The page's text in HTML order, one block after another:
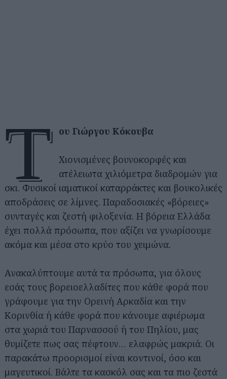
τ ου Γιώργου Κόκουβα
Χιονισμένες βουνοκορφές και
ατέλειωτα χιλιόμετρα διαδρομών για
σκι. Φυσικοί ιαματικοί καταρράκτες και βουκολικές
αποδράσεις σε λίμνες. Παραδοσιακές «βόρειες»
συνταγές και ζεστή φιλοξενία. Η βόρεια Ελλάδα
έχει πολλά πρόσωπα, που αξίζει να γνωρίσουμε
ακόμα και μέσα στο κρύο του χειμώνα.
Ανακαλύπτουμε αυτά τα πρόσωπα, για όλους
εσάς τους βορειοελλαδίτες που κάθε φορά που
γράφουμε για την Ορεινή Αρκαδία και την
Κορινθία ή κάθε φορά που κάνουμε αφιέρωμα
στα χωριά του Παρνασσού ή του Πηλίου, μας
θυμίζετε πως σας πέφτουν… ελαφρώς μακριά. Οι
παρακάτω προορισμοί είναι κοντινοί, όσο και
μαγευτικοί. Βάλτε τα κασκόλ σας και τα πιο ζεστά